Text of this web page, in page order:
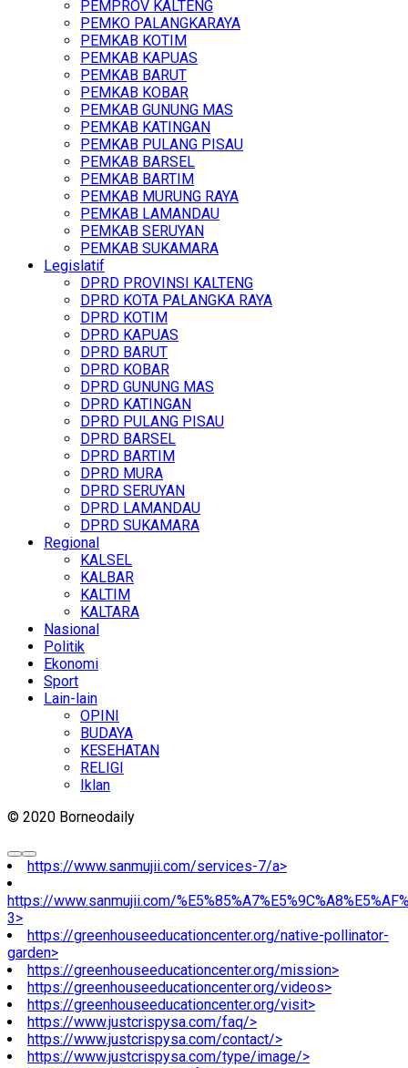
PEMPROV KALTENG
PEMKO PALANGKARAYA
PEMKAB KOTIM
PEMKAB KAPUAS
PEMKAB BARUT
PEMKAB KOBAR
PEMKAB GUNUNG MAS
PEMKAB KATINGAN
PEMKAB PULANG PISAU
PEMKAB BARSEL
PEMKAB BARTIM
PEMKAB MURUNG RAYA
PEMKAB LAMANDAU
PEMKAB SERUYAN
PEMKAB SUKAMARA
Legislatif
DPRD PROVINSI KALTENG
DPRD KOTA PALANGKA RAYA
DPRD KOTIM
DPRD KAPUAS
DPRD BARUT
DPRD KOBAR
DPRD GUNUNG MAS
DPRD KATINGAN
DPRD PULANG PISAU
DPRD BARSEL
DPRD BARTIM
DPRD MURA
DPRD SERUYAN
DPRD LAMANDAU
DPRD SUKAMARA
Regional
KALSEL
KALBAR
KALTIM
KALTARA
Nasional
Politik
Ekonomi
Sport
Lain-lain
OPINI
BUDAYA
KESEHATAN
RELIGI
Iklan
© 2020 Borneodaily
https://www.sanmujii.com/services-7/a>
https://www.sanmujii.com/
3>
https://greenhouseeducationcenter.org/native-pollinator-
garden>
https://greenhouseeducationcenter.org/mission>
https://greenhouseeducationcenter.org/videos>
https://greenhouseeducationcenter.org/visit>
https://www.justcrispysa.com/faq/>
https://www.justcrispysa.com/contact/>
https://www.justcrispysa.com/type/image/>